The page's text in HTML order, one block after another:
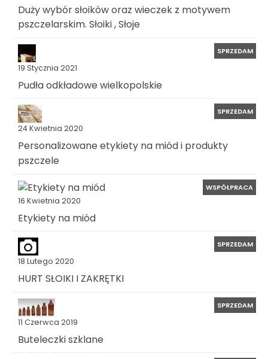
Duży wybór słoików oraz wieczek z motywem
pszczelarskim. Słoiki , Słoje
19 Stycznia 2021
SPRZEDAM
Pudła odkładowe wielkopolskie
24 Kwietnia 2020
SPRZEDAM
Personalizowane etykiety na miód i produkty
pszczele
16 Kwietnia 2020
WSPÓŁPRACA
Etykiety na miód
18 Lutego 2020
SPRZEDAM
HURT SŁOIKI I ZAKRĘTKI
11 Czerwca 2019
SPRZEDAM
Buteleczki szklane